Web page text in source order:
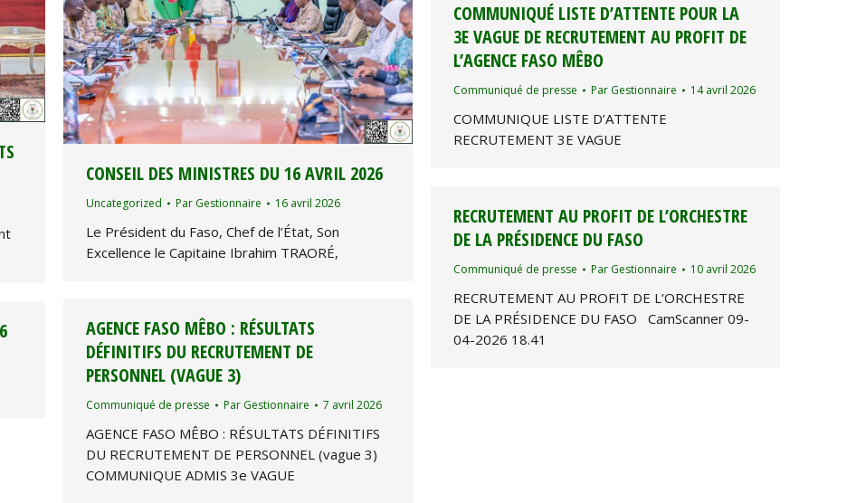
CONSEIL DES MINISTRES DU 16 AVRIL 2026
Uncategorized Par Gestionnaire 16 avril 2026
Le Président du Faso, Chef de l’État, Son
Excellence le Capitaine Ibrahim TRAORÉ,
COMMUNIQUÉ LISTE D’ATTENTE POUR LA
3E VAGUE DE RECRUTEMENT AU PROFIT DE
L’AGENCE FASO MÊBO
Communiqué de presse Par Gestionnaire 14 avril 2026
COMMUNIQUE LISTE D’ATTENTE
RECRUTEMENT 3E VAGUE
RECRUTEMENT AU PROFIT DE L’ORCHESTRE
DE LA PRÉSIDENCE DU FASO
Communiqué de presse Par Gestionnaire 10 avril 2026
RECRUTEMENT AU PROFIT DE L’ORCHESTRE
DE LA PRÉSIDENCE DU FASO CamScanner 09-
04-2026 18.41
AGENCE FASO MÊBO : RÉSULTATS
DÉFINITIFS DU RECRUTEMENT DE
PERSONNEL (VAGUE 3)
Communiqué de presse Par Gestionnaire 7 avril 2026
AGENCE FASO MÊBO : RÉSULTATS DÉFINITIFS
DU RECRUTEMENT DE PERSONNEL (vague 3)
COMMUNIQUE ADMIS 3e VAGUE